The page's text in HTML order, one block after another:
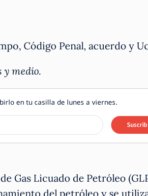
Código Penal, acuerdo y
medio.
en tu casilla de lunes a viernes.
Gas Licuado de Petróleo
del petróleo y se